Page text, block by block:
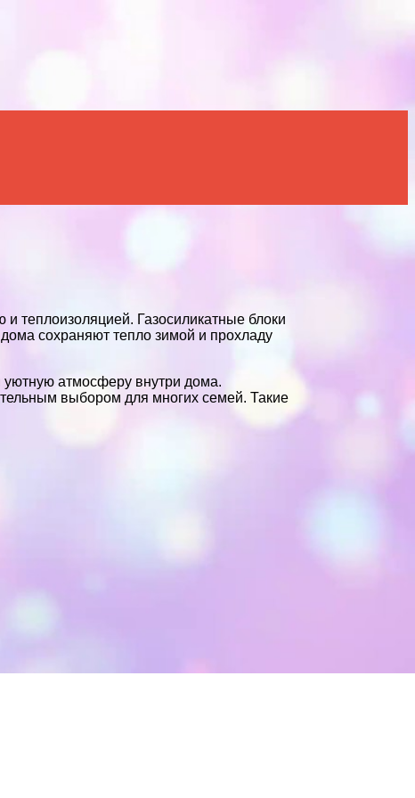
теплоизоляцией. Газосиликатные блоки
дома сохраняют тепло зимой и прохладу
уютную атмосферу внутри дома.
выбором для многих семей. Такие